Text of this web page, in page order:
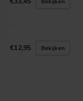
€12,95 Bekijken